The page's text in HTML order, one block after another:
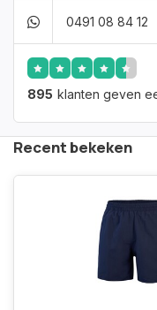
0491 08 84 12
895 klanten geven
Recent bekeken